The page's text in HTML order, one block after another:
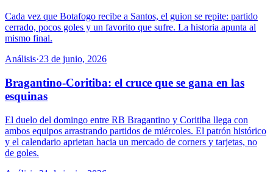
Cada vez que Botafogo recibe a Santos, el guion se repite: partido
cerrado, pocos goles y un favorito que sufre. La historia apunta al
mismo final.
Análisis·23 de junio, 2026
Bragantino-Coritiba: el cruce que se gana en las
esquinas
El duelo del domingo entre RB Bragantino y Coritiba llega con
ambos equipos arrastrando partidos de miércoles. El patrón histórico
y el calendario aprietan hacia un mercado de corners y tarjetas, no
de goles.